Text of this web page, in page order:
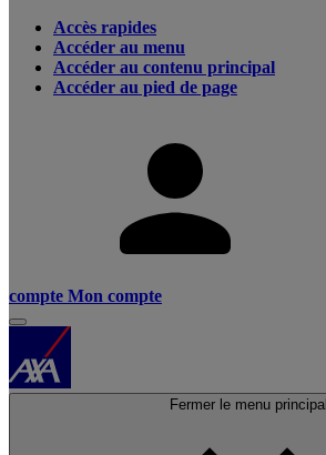
Accès rapides
Accéder au menu
Accéder au contenu principal
Accéder au pied de page
compte Mon compte
Fermer le menu principal